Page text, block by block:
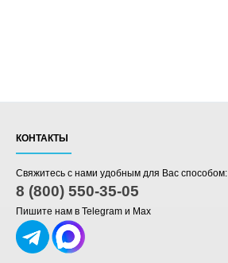
КОНТАКТЫ
Свяжитесь с нами удобным для Вас способом:
8 (800) 550-35-05
Пишите нам в Telegram и Max